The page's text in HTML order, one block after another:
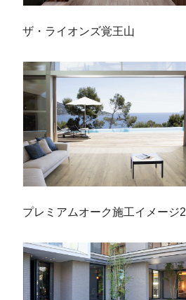
ザ・ライオンズ覚王山
プレミアムオーク施工イメージ2